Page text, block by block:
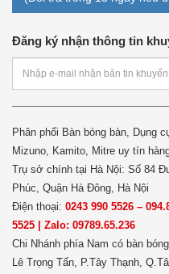
Đăng ký nhận thông tin
Phân phối Bàn bóng bàn, Dụng
Mizuno, Kamito, Mitre uy tín
Trụ sở chính tại Hà Nội: Số 84
Phúc, Quận Hà Đông, Hà Nội
Điện thoại: 0243 990 5526 –
5525 | Zalo: 09789.65.236
Chi Nhánh phía Nam có bàn
Lê Trọng Tấn, P.Tây Thạnh,